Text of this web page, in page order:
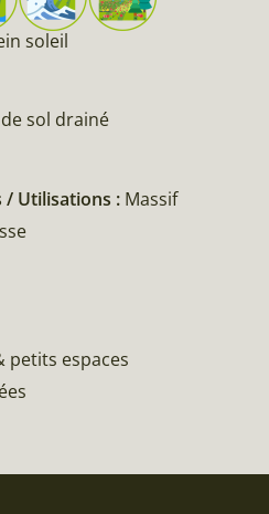
soleil
sol drainé
/ Utilisations : Massif
petits espaces